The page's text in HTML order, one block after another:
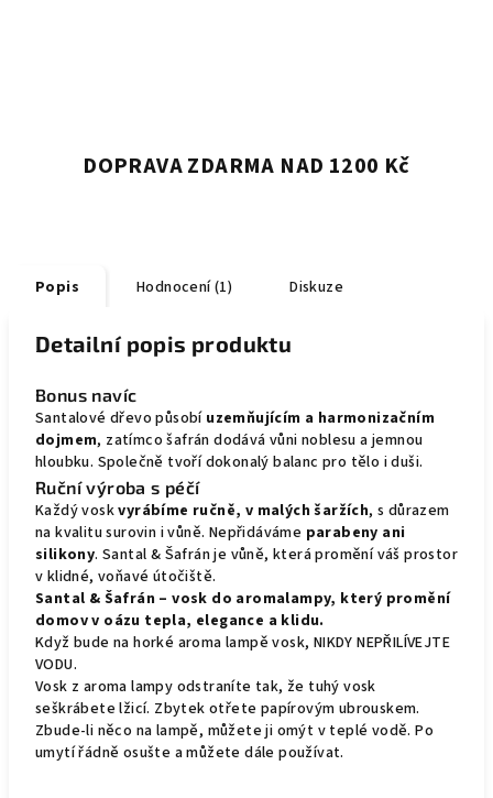
DOPRAVA ZDARMA NAD 1200 Kč
Popis Hodnocení (1) Diskuze
Detailní popis produktu
Bonus navíc
Santalové dřevo působí uzemňujícím a harmonizačním
dojmem, zatímco šafrán dodává vůni noblesu a jemnou
hloubku. Společně tvoří dokonalý balanc pro tělo i duši.
Ruční výroba s péčí
Každý voskvyrábíme ručně, v malých šaržích, s důrazem
na kvalitu surovin i vůně. Nepřidáváme parabeny ani
silikony. Santal & Šafrán je vůně, která promění váš prostor
v klidné, voňavé útočiště.
Santal & Šafrán – vosk do aromalampy, který promění
domov v oázu tepla, elegance a klidu.
Když bude na horké aroma lampě vosk, NIKDY NEPŘILÍVEJTE
VODU.
Vosk z aroma lampy odstraníte tak, že tuhý vosk
seškrábete lžicí. Zbytek otřete papírovým ubrouskem.
Zbude-li něco na lampě, můžete ji omýt v teplé vodě. Po
umytí řádně osušte a můžete dále používat.